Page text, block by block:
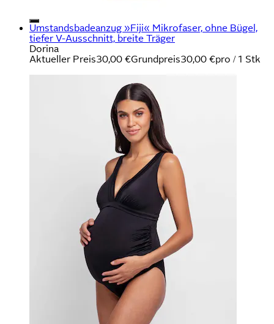
Umstandsbadeanzug »Fiji« Mikrofaser, ohne Bügel,
tiefer V-Ausschnitt, breite Träger
Dorina
Aktueller Preis30,00 €Grundpreis30,00 €pro / 1 Stk